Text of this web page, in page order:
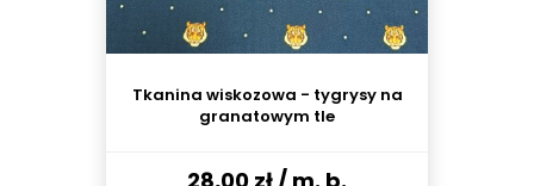
Tkanina wiskozowa - tygrysy na
granatowym tle